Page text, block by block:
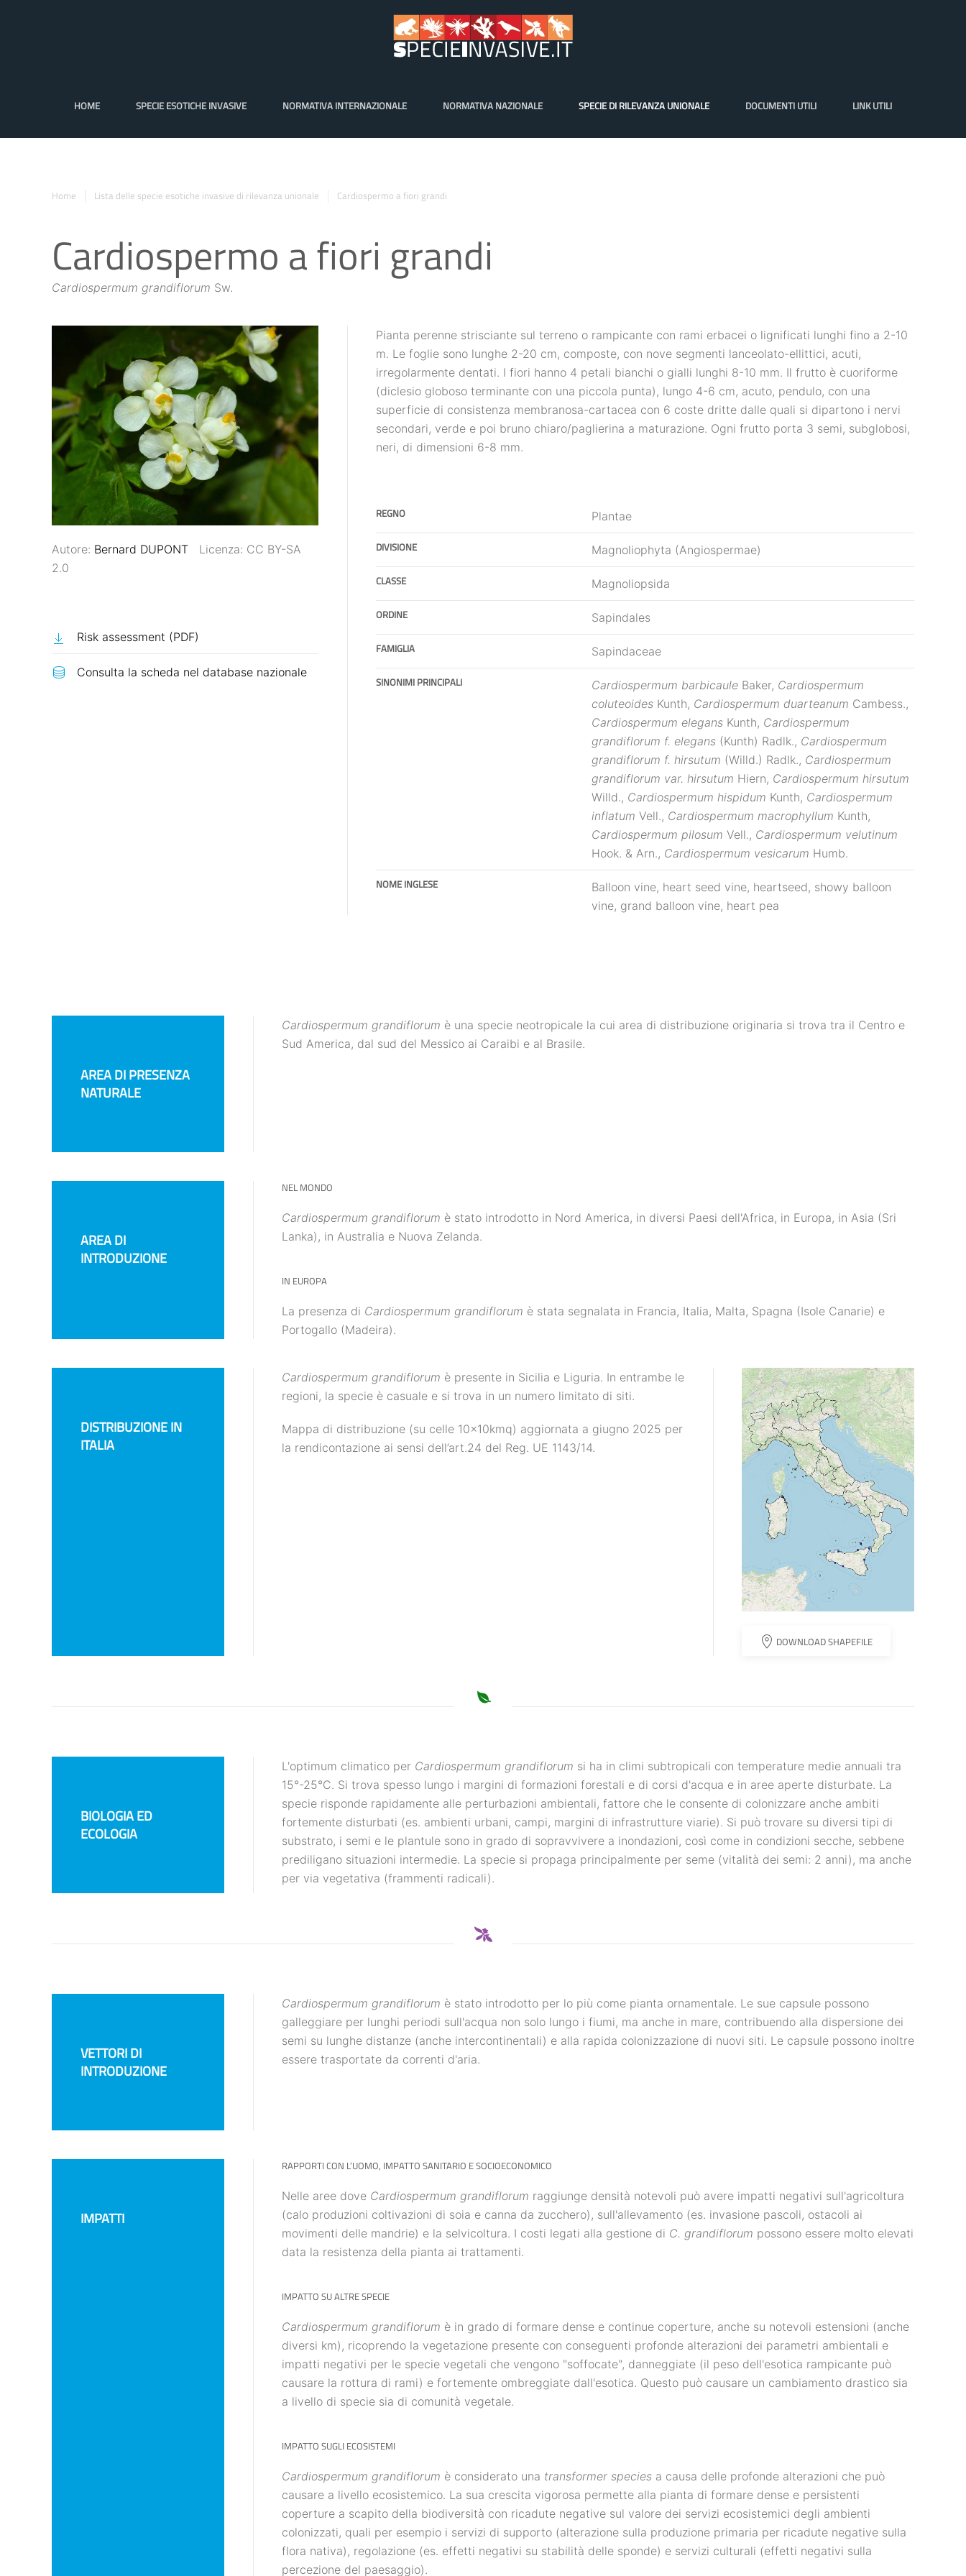
HOME SPECIE ESOTICHE INVASIVE NORMATIVA INTERNAZIONALE NORMATIVA NAZIONALE SPECIE DI RILEVANZA UNIONALE DOCUMENTI UTILI LINK UTILI
Home Lista delle specie esotiche invasive di rilevanza unionale Cardiospermo a fiori grandi
Cardiospermo a fiori grandi
Cardiospermum grandiflorum Sw.
Autore: Bernard DUPONT Licenza: CC BY-SA
2.0
Risk assessment (PDF)
Pianta perenne strisciante sul terreno o rampicante con rami erbacei o lignificati lunghi fino a 2-10
m. Le foglie sono lunghe 2-20 cm, composte, con nove segmenti lanceolato-ellittici, acuti,
irregolarmente dentati. I fiori hanno 4 petali bianchi o gialli lunghi 8-10 mm. Il frutto è cuoriforme
(diclesio globoso terminante con una piccola punta), lungo 4-6 cm, acuto, pendulo, con una
superficie di consistenza membranosa-cartacea con 6 coste dritte dalle quali si dipartono i nervi
secondari, verde e poi bruno chiaro/paglierina a maturazione. Ogni frutto porta 3 semi, subglobosi,
neri, di dimensioni 6-8 mm.
REGNO Plantae
DIVISIONE Magnoliophyta (Angiospermae)
CLASSE Magnoliopsida
ORDINE Sapindales
FAMIGLIA Sapindaceae
SINONIMI PRINCIPALI Cardiospermum barbicaule Baker, Cardiospermum
coluteoides Kunth, Cardiospermum duarteanum Cambess.,
Cardiospermum elegans Kunth, Cardiospermum
grandiflorum f. elegans (Kunth) Radlk., Cardiospermum
grandiflorum f. hirsutum (Willd.) Radlk., Cardiospermum
grandiflorum var. hirsutum Hiern, Cardiospermum hirsutum
Willd., Cardiospermum hispidum Kunth, Cardiospermum
inflatum Vell., Cardiospermum macrophyllum Kunth,
Cardiospermum pilosum Vell., Cardiospermum velutinum
Hook. & Arn., Cardiospermum vesicarum Humb.
NOME INGLESE
Balloon vine, heart seed vine, heartseed, showy balloon
vine, grand balloon vine, heart pea
AREA DI PRESENZA
NATURALE
Cardiospermum grandiflorum è una specie neotropicale la cui area di distribuzione originaria si trova tra il Centro e
Sud America, dal sud del Messico ai Caraibi e al Brasile.
AREA DI
INTRODUZIONE
NEL MONDO
Cardiospermum grandiflorum è stato introdotto in Nord America, in diversi Paesi dell'Africa, in Europa, in Asia (Sri
Lanka), in Australia e Nuova Zelanda.
IN EUROPA
La presenza di Cardiospermum grandiflorum è stata segnalata in Francia, Italia, Malta, Spagna (Isole Canarie) e
Portogallo (Madeira).
DISTRIBUZIONE IN
ITALIA
Cardiospermum grandiflorum è presente in Sicilia e Liguria. In entrambe le
regioni, la specie è casuale e si trova in un numero limitato di siti.
Mappa di distribuzione (su celle 10x10kmq) aggiornata a giugno 2025 per
la rendicontazione ai sensi dell’art.24 del Reg. UE 1143/14.
DOWNLOAD SHAPEFILE
BIOLOGIA ED
ECOLOGIA
L'optimum climatico per Cardiospermum grandiflorum si ha in climi subtropicali con temperature medie annuali tra
15°-25°C. Si trova spesso lungo i margini di formazioni forestali e di corsi d'acqua e in aree aperte disturbate. La
specie risponde rapidamente alle perturbazioni ambientali, fattore che le consente di colonizzare anche ambiti
fortemente disturbati (es. ambienti urbani, campi, margini di infrastrutture viarie). Si può trovare su diversi tipi di
substrato, i semi e le plantule sono in grado di sopravvivere a inondazioni, così come in condizioni secche, sebbene
prediligano situazioni intermedie. La specie si propaga principalmente per seme (vitalità dei semi: 2 anni), ma anche
per via vegetativa (frammenti radicali).
VETTORI DI
INTRODUZIONE
Cardiospermum grandiflorum è stato introdotto per lo più come pianta ornamentale. Le sue capsule possono
galleggiare per lunghi periodi sull'acqua non solo lungo i fiumi, ma anche in mare, contribuendo alla dispersione dei
semi su lunghe distanze (anche intercontinentali) e alla rapida colonizzazione di nuovi siti. Le capsule possono inoltre
essere trasportate da correnti d'aria.
IMPATTI
RAPPORTI CON L’UOMO, IMPATTO SANITARIO E SOCIOECONOMICO
Nelle aree dove Cardiospermum grandiflorum raggiunge densità notevoli può avere impatti negativi sull'agricoltura
(calo produzioni coltivazioni di soia e canna da zucchero), sull'allevamento (es. invasione pascoli, ostacoli ai
movimenti delle mandrie) e la selvicoltura. I costi legati alla gestione di C. grandiflorum possono essere molto elevati
data la resistenza della pianta ai trattamenti.
IMPATTO SU ALTRE SPECIE
Cardiospermum grandiflorum è in grado di formare dense e continue coperture, anche su notevoli estensioni (anche
diversi km), ricoprendo la vegetazione presente con conseguenti profonde alterazioni dei parametri ambientali e
impatti negativi per le specie vegetali che vengono "soffocate", danneggiate (il peso dell'esotica rampicante può
causare la rottura di rami) e fortemente ombreggiate dall'esotica. Questo può causare un cambiamento drastico sia
a livello di specie sia di comunità vegetale.
IMPATTO SUGLI ECOSISTEMI
Cardiospermum grandiflorum è considerato una transformer species a causa delle profonde alterazioni che può
causare a livello ecosistemico. La sua crescita vigorosa permette alla pianta di formare dense e persistenti
coperture a scapito della biodiversità con ricadute negative sul valore dei servizi ecosistemici degli ambienti
colonizzati, quali per esempio i servizi di supporto (alterazione sulla produzione primaria per ricadute negative sulla
flora nativa), regolazione (es. effetti negativi su stabilità delle sponde) e servizi culturali (effetti negativi sulla
percezione del paesaggio).